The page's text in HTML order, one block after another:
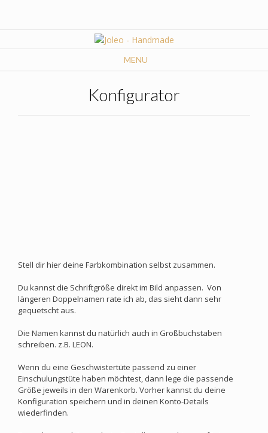
MENU
Konfigurator
Stell dir hier deine Farbkombination selbst zusammen.
Du kannst die Schriftgröße direkt im Bild anpassen. Von
längeren Doppelnamen rate ich ab, das sieht dann sehr
gequetscht aus.
Die Namen kannst du natürlich auch in Großbuchstaben
schreiben. z.B. LEON.
Wenn du eine Geschwistertüte passend zu einer
Einschulungstüte haben möchtest, dann lege die passende
Größe jeweils in den Warenkorb. Vorher kannst du deine
Konfiguration speichern und in deinen Konto-Details
wiederfinden.